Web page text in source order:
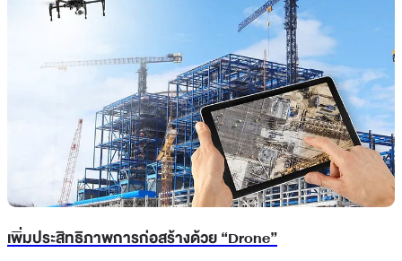
เพิ่มประสิทธิภาพการก่อสร้างด้วย “Drone”